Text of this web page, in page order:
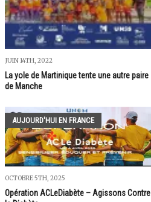
JUIN 14TH, 2022
La yole de Martinique tente une autre paire
de Manche
AUJOURD'HUI EN FRANCE
OCTOBRE 5TH, 2025
Opération ACLeDiabète – Agissons Contre